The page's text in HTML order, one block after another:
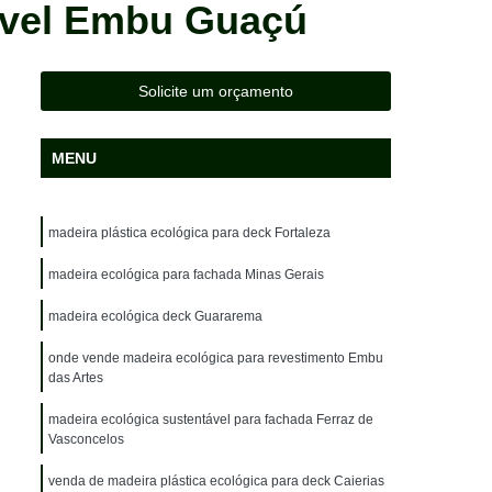
Lixeira em Madeira Plástica Sustentável
Madeira Ecológica Fachada Sustentável
Madeira Ecológica para Revestimento
Deck
Madeira Ecológica Plástica
Madeira Plástica Ambiental Deck
Madeira Plástica Ecológica
Madeira Plástica Lixeira
Plástica Piso para Caminhão
Madeira Plástica Sustentável
Embu Guaçú
Solicite um orçamento
MENU
madeira plástica ecológica para deck Fortaleza
madeira ecológica para fachada Minas Gerais
madeira ecológica deck Guararema
onde vende madeira ecológica para revestimento Embu
das Artes
madeira ecológica sustentável para fachada Ferraz de
Vasconcelos
venda de madeira plástica ecológica para deck Caierias